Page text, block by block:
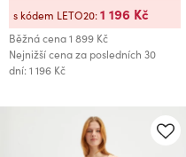
Běžná cena1 899 Kč
Nejnižší cena za posledních 30
dní: 1 196 Kč
s kódem LETO20:1 196 Kč